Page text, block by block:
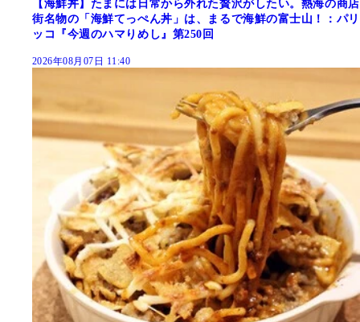
【海鮮丼】たまには日常から外れた贅沢がしたい。熱海の商店
街名物の「海鮮てっぺん丼」は、まるで海鮮の富士山！：パリ
ッコ『今週のハマりめし』第250回
2026年08月07日 11:40